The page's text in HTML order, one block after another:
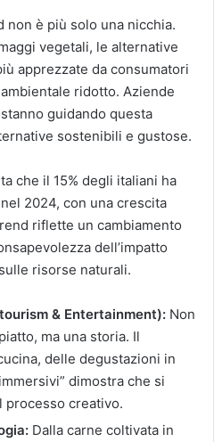
non è più solo una nicchia.
vegetali, le alternative
apprezzate da consumatori
ridotto. Aziende
guidando questa
sostenibili e gustose.
che il 15% degli italiani ha
2024, con una crescita
riflette un cambiamento
dell’impatto
risorse naturali.
& Entertainment): Non
ma una storia. Il
delle degustazioni in
dimostra che si
processo creativo.
Dalla carne coltivata in